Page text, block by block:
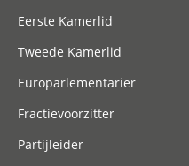
Eerste Kamerlid
Tweede Kamerlid
Europarlementariër
Fractievoorzitter
Partijleider